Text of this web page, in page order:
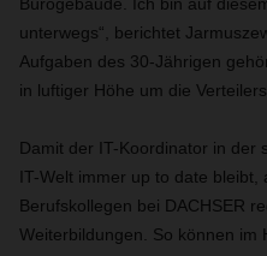
unterwegs“, berichtet
Aufgaben des 30-Jährigen
in luftiger Höhe um die
Damit der IT-Koordinator in der
IT-Welt immer up to date bleibt,
Berufskollegen bei DACHSER
Weiterbildungen. So können im